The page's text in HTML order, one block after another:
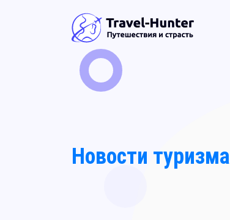
Новости туризма